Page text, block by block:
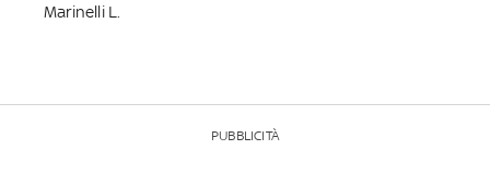
Marinelli L.
PUBBLICITÀ